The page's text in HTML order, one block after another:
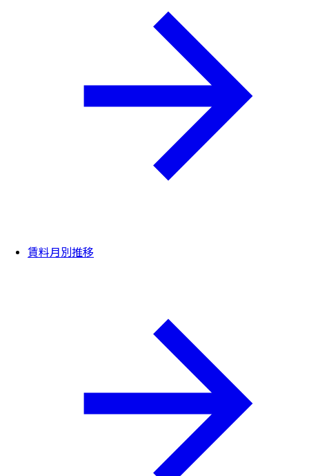
賃料月別推移